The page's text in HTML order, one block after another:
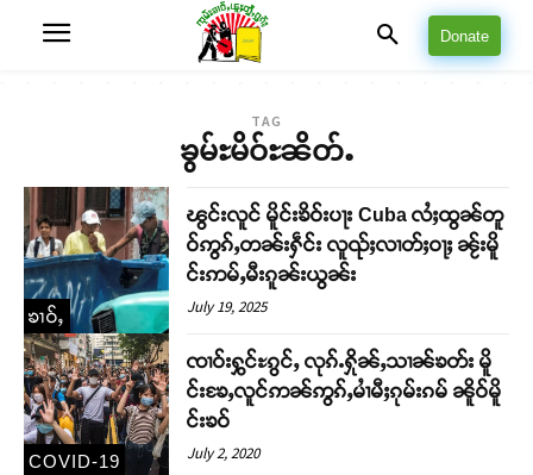
Donate
TAG
ၶွမ်ႊမိဝ်ႊၼိတ်ႉ
ၶၢဝ်ႇ
ၽွင်းလူင် မိူင်းၶိဝ်းပႃး Cuba လႆႈထွၼ်တူ
ဝ်ဢွၵ်ႇတၼ်းႁဵင်း လူၺ်ႈလၢတ်ႈဝႃႈ ၼႂ်းမိူ
င်းဢမ်ႇမီးၵူၼ်းယွၼ်း
July 19, 2025
COVID-19
ၸၢဝ်းႁွင်ႊၵွင်ႇ လုၵ်ႉႁိုၼ်ႇသၢၼ်ၶတ်း မိူ
င်းၶႄႇလူင်ဢၼ်ဢွၵ်ႇမၢႆမီႈၵုမ်းၵမ် ၼိူဝ်မိူ
င်းၶဝ်
July 2, 2020